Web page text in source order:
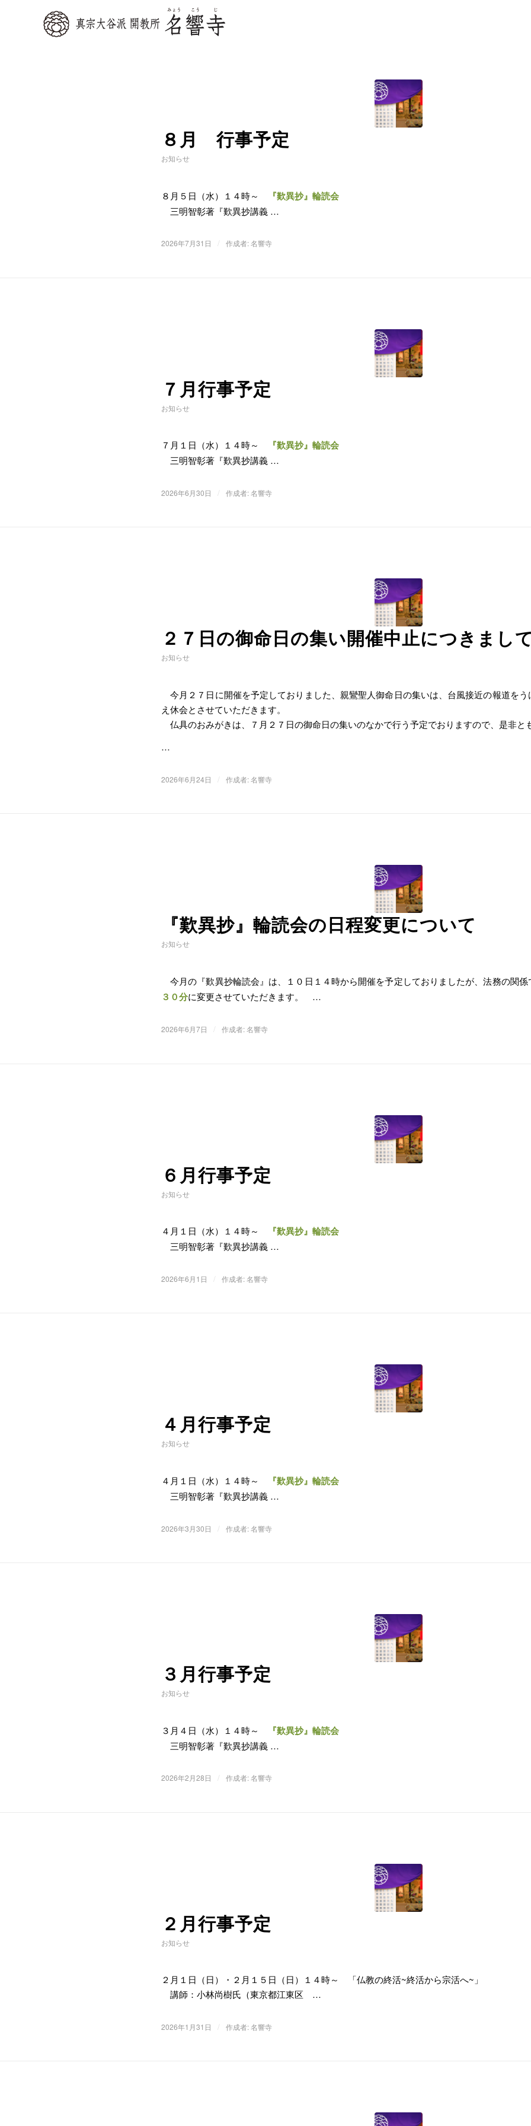
８月 行事予定
お知らせ
８月５日（水）１４時～ 『歎異抄』輪読会
三明智彰著『歎異抄講義 …
2026年7月31日 作成者:名響寺
７月行事予定
お知らせ
７月１日（水）１４時～ 『歎異抄』輪読会
三明智彰著『歎異抄講義 …
2026年6月30日 作成者:名響寺
２７日の御命日の集い開催中止につきまして
お知らせ
今月２７日に開催を予定しておりました、親鸞聖人御命日の集いは、台風接近の報道を
え休会とさせていただきます。
仏具のおみがきは、７月２７日の御命日の集いのなかで行う予定でおりますので、是非と
…
2026年6月24日 作成者:名響寺
『歎異抄』輪読会の日程変更について
お知らせ
今月の『歎異抄輪読会』は、１０日１４時から開催を予定しておりましたが、法務の関係
３０分に変更させていただきます。 …
2026年6月7日 作成者:名響寺
６月行事予定
お知らせ
４月１日（水）１４時～ 『歎異抄』輪読会
三明智彰著『歎異抄講義 …
2026年6月1日 作成者:名響寺
４月行事予定
お知らせ
４月１日（水）１４時～ 『歎異抄』輪読会
三明智彰著『歎異抄講義 …
2026年3月30日 作成者:名響寺
３月行事予定
お知らせ
３月４日（水）１４時～ 『歎異抄』輪読会
三明智彰著『歎異抄講義 …
2026年2月28日 作成者:名響寺
２月行事予定
お知らせ
２月１日（日）・２月１５日（日）１４時～ 「仏教の終活~終活から宗活へ~」
講師：小林尚樹氏（東京都江東区 …
2026年1月31日 作成者:名響寺